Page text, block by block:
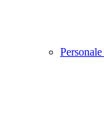
Personale